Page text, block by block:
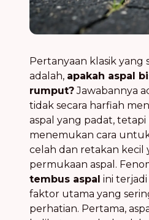
Pertanyaan klasik yang
adalah, apakah aspal
rumput?Jawabannya
tidak secara harfiah
aspal yang padat,
menemukan cara
celah dan retakan kecil
permukaan aspal.
tembus aspal ini
faktor utama yang
perhatian. Pertama,